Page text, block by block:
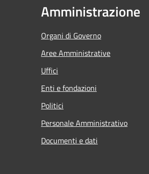
Amministrazione
Organi di Governo
Aree Amministrative
Uffici
Enti e fondazioni
Politici
Personale Amministrativo
Documenti e dati